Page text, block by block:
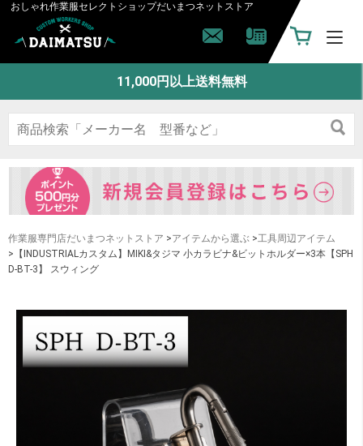
おしゃれ作業服セレクトショップだいまつネットストア
11,000円以上送料無料
作業服専門店だいまつネットストア >アイテムから選ぶ >工具周辺アイテム
>【INDUSTRIALカスタム】MIKI&タジマ 小カラビナ&ビットホルダー×3本【SPH
D-BT-3】 スウィング